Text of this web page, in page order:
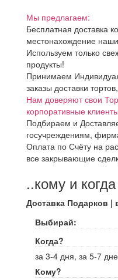
Мы предлагаем:
Бесплатная доставка
местонахождение
Используем только
продукты!
Принимаем
заказы доставки
Нам доверяют свои
корпоративные
Подбираем и
госучреждениям,
Оплата по Счёту на
все закрывающие
..кому и
Доставка Подарков |
Выбирай:
Когда?
за 3-4 дня, за 5-7
Кому?